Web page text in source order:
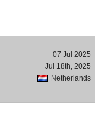
07 Jul 2025
Jul 18th, 2025
Netherlands